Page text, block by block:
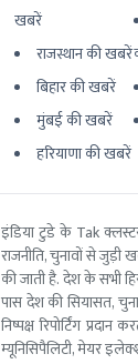
खबरें
राजस्थान की खबरें
बिहार की खबरें
मुंबई की खबरें
हरियाणा की खबरें
इंडिया टुडे के Tak
राजनीति, चुनावों से
की जाती है. देश के सभी
पास देश की सियासत,
निष्पक्ष रिपोर्टिंग
म्यूनिसिपैलिटी, मेयर